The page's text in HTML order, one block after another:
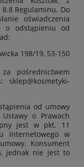
Regulaminu. Do
oświadczenia
o odstąpieniu od
198/19, 53-150
pośrednictwem
sklep@kosmetyki-
od umowy
o Prawach
jest w pkt. 11
Internetowego w
Konsument
jednak nie jest to